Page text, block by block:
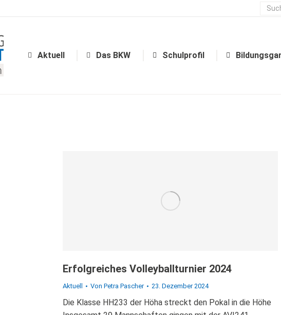
Aktuell Das BKW Schulprofil
Erfolgreiches Volleyballturnier 2024
Aktuell Von Petra Pascher 23. Dezember 2024
Die Klasse HH233 der Höha streckt den Pokal in die Höhe